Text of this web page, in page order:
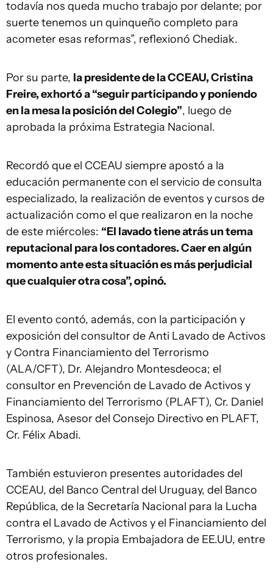
todavía nos queda mucho trabajo por delante; por
suerte tenemos un quinqueño completo para
acometer esas reformas”, reflexionó Chediak.
Por su parte, la presidente de la CCEAU, Cristina
Freire, exhortó a “seguir participando y poniendo
en la mesa la posición del Colegio”, luego de
aprobada la próxima Estrategia Nacional.
Recordó que el CCEAU siempre apostó a la
educación permanente con el servicio de consulta
especializado, la realización de eventos y cursos de
actualización como el que realizaron en la noche
de este miércoles: “El lavado tiene atrás un tema
reputacional para los contadores. Caer en algún
momento ante esta situación es más perjudicial
que cualquier otra cosa”, opinó.
El evento contó, además, con la participación y
exposición del consultor de Anti Lavado de Activos
y Contra Financiamiento del Terrorismo
(ALA/CFT), Dr. Alejandro Montesdeoca; el
consultor en Prevención de Lavado de Activos y
Financiamiento del Terrorismo (PLAFT), Cr. Daniel
Espinosa, Asesor del Consejo Directivo en PLAFT,
Cr. Félix Abadi.
También estuvieron presentes autoridades del
CCEAU, del Banco Central del Uruguay, del Banco
República, de la Secretaría Nacional para la Lucha
contra el Lavado de Activos y el Financiamiento del
Terrorismo, y la propia Embajadora de EE.UU, entre
otros profesionales.